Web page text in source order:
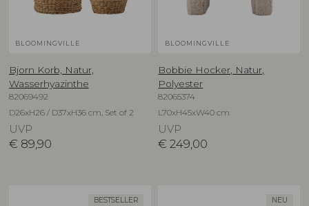
BLOOMINGVILLE
Bjorn Korb, Natur,
Wasserhyazinthe
82069492
D26xH26 / D37xH36 cm, Set of 2
UVP
€ 89,90
BLOOMINGVILLE
Bobbie Hocker, Natur,
Polyester
82065374
L70xH45xW40 cm
UVP
€ 249,00
BESTSELLER NEU